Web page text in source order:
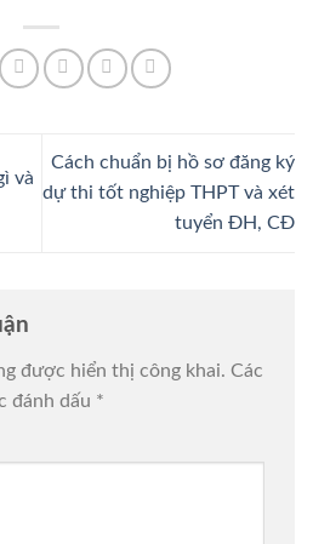
và
Cách chuẩn bị hồ sơ đăng ký
dự thi tốt nghiệp THPT và xét
tuyển ĐH, CĐ
được hiển thị công khai. Các
đánh dấu *